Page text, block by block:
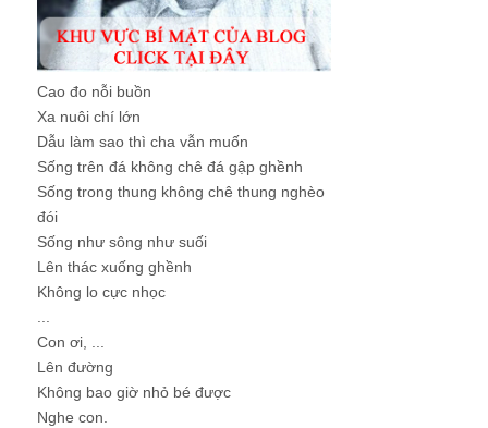
Cao đo nỗi buồn
Xa nuôi chí lớn
Dẫu làm sao thì cha vẫn muốn
Sống trên đá không chê đá gập ghềnh
Sống trong thung không chê thung nghèo
đói
Sống như sông như suối
Lên thác xuống ghềnh
Không lo cực nhọc
...
Con ơi, ...
Lên đường
Không bao giờ nhỏ bé được
Nghe con.